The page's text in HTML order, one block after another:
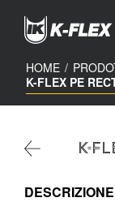
content
HOME /
K-FLEX PE
K-
DESCRIZIONE